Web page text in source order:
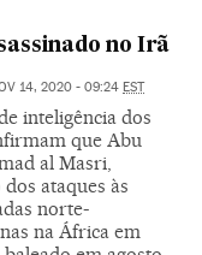
no Irã
14, 2020 - 09:24 EST
inteligência dos
que Abu
al Masri,
dos ataques às
norte-
na África em